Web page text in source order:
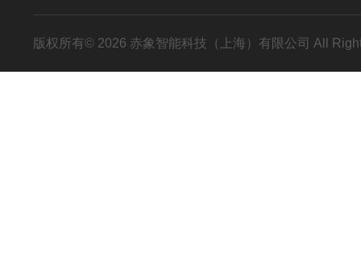
版权所有© 2026 赤象智能科技（上海）有限公司 All